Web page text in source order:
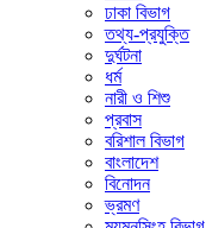
ঢাকা বিভাগ
তথ্য-প্রযুক্তি
দুর্ঘটনা
ধর্ম
নারী ও শিশু
প্রবাস
বরিশাল বিভাগ
বাংলাদেশ
বিনোদন
ভ্রমণ